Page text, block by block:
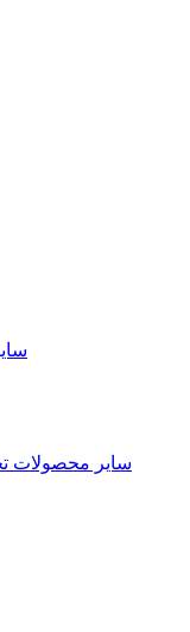
سایر محصولات